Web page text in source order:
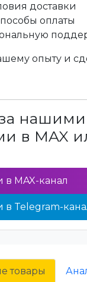
доставки
оплаты
опыту и
нашими
в MAX
в MAX-канал
в Telegram-
товары